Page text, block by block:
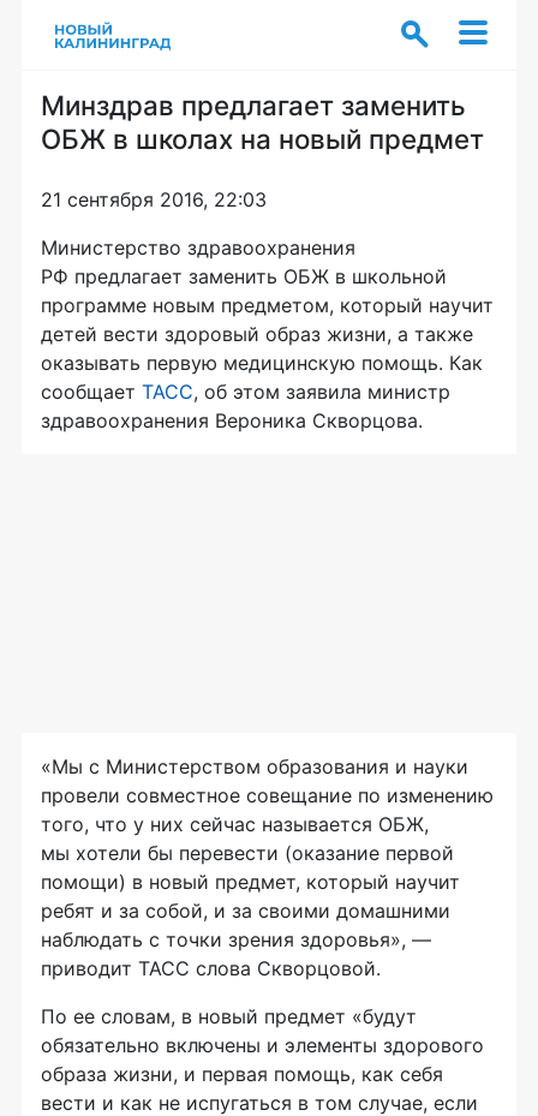
Минздрав предлагает заменить
ОБЖ в школах на новый предмет
21 сентября 2016, 22:03
Министерство здравоохранения
РФ предлагает заменить ОБЖ в школьной
программе новым предметом, который научит
детей вести здоровый образ жизни, а также
оказывать первую медицинскую помощь. Как
сообщает ТАСС, об этом заявила министр
здравоохранения Вероника Скворцова.
«Мы с Министерством образования и науки
провели совместное совещание по изменению
того, что у них сейчас называется ОБЖ,
мы хотели бы перевести (оказание первой
помощи) в новый предмет, который научит
ребят и за собой, и за своими домашними
наблюдать с точки зрения здоровья», —
приводит ТАСС слова Скворцовой.
По ее словам, в новый предмет «будут
обязательно включены и элементы здорового
образа жизни, и первая помощь, как себя
вести и как не испугаться в том случае, если